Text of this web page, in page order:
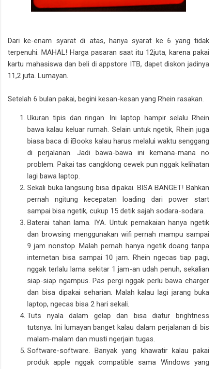
Dari ke-enam syarat di atas, hanya syarat ke 6 yang tidak
terpenuhi. MAHAL! Harga pasaran saat itu 12juta, karena pakai
kartu mahasiswa dan beli di appstore ITB, dapet diskon jadinya
11,2 juta. Lumayan.
Setelah 6 bulan pakai, begini kesan-kesan yang Rhein rasakan.
Ukuran tipis dan ringan. Ini laptop hampir selalu Rhein
bawa kalau keluar rumah. Selain untuk ngetik, Rhein juga
biasa baca di iBooks kalau harus melalui waktu senggang
di perjalanan. Jadi bawa-bawa ini kemana-mana no
problem. Pakai tas cangklong cewek pun nggak kelihatan
lagi bawa laptop.
Sekali buka langsung bisa dipakai. BISA BANGET! Bahkan
pernah ngitung kecepatan loading dari power start
sampai bisa ngetik, cukup 15 detik sajah sodara-sodara.
Baterai tahan lama. IYA. Untuk pemakaian hanya ngetik
dan browsing menggunakan wifi pernah mampu sampai
9 jam nonstop. Malah pernah hanya ngetik doang tanpa
internetan bisa sampai 10 jam. Rhein ngecas tiap pagi,
nggak terlalu lama sekitar 1 jam-an udah penuh, sekalian
siap-siap ngampus. Pas pergi nggak perlu bawa charger
dan bisa dipakai seharian. Malah kalau lagi jarang buka
laptop, ngecas bisa 2 hari sekali.
Tuts nyala dalam gelap dan bisa diatur brightness
tutsnya. Ini lumayan banget kalau dalam perjalanan di bis
malam-malam dan musti ngerjain tugas.
Software-software. Banyak yang khawatir kalau pakai
produk apple nggak compatible sama Windows yang